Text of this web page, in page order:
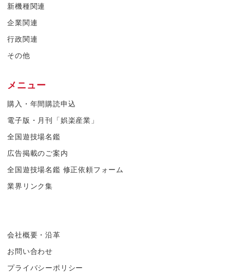
新機種関連
企業関連
行政関連
その他
メニュー
購入・年間購読申込
電子版・月刊「娯楽産業」
全国遊技場名鑑
広告掲載のご案内
全国遊技場名鑑 修正依頼フォーム
業界リンク集
会社概要・沿革
お問い合わせ
プライバシーポリシー